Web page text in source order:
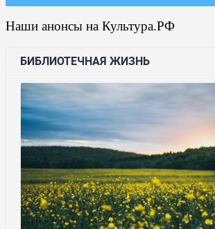
Наши анонсы на Культура.РФ